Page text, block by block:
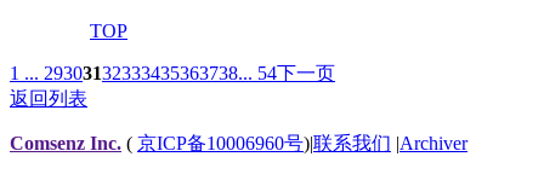
TOP
1 ... 29303132333435363738... 54下一页
返回列表
Comsenz Inc. ( 京ICP备10006960号)|联系我们 |Archiver